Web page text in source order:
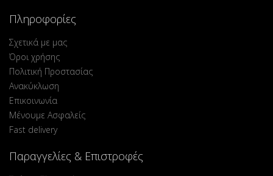
Πληροφορίες
Σχετικά με μας
Όροι χρήσης
Πολιτική Προστασίας
Ανακύκλωση
Επικοινωνία
Μένουμε Ασφαλείς
Fast delivery
Παραγγελίες & Επιστροφές